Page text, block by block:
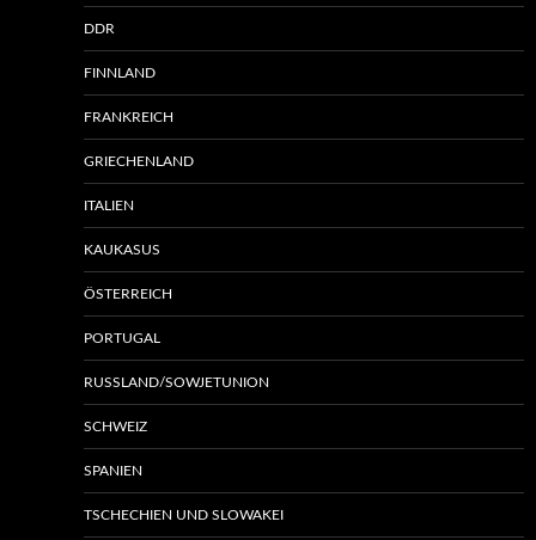
DDR
FINNLAND
FRANKREICH
GRIECHENLAND
ITALIEN
KAUKASUS
ÖSTERREICH
PORTUGAL
RUSSLAND/SOWJETUNION
SCHWEIZ
SPANIEN
TSCHECHIEN UND SLOWAKEI